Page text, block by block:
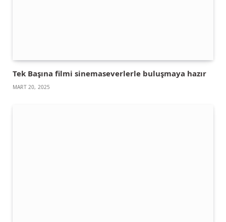
Tek Başına filmi sinemaseverlerle buluşmaya hazır
MART 20, 2025